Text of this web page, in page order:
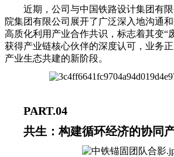
近期，公司与中国铁路设计集团有
院集团有限公司展开了广泛深入地沟通
高质化利用产业合作共识，标志着其变“
获得产业链核心伙伴的深度认可，业务
产业生态共建的新阶段。
PART.04
共生：构建循环经济的协同